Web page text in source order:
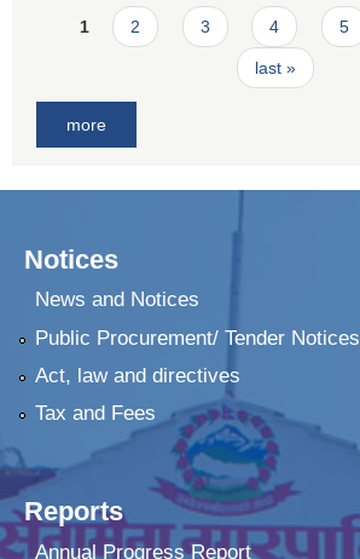
Pages
1 2 3 4 5
last »
more
Notices
News and Notices
Public Procurement/ Tender Notices
Act, law and directives
Tax and Fees
Reports
Annual Progress Report